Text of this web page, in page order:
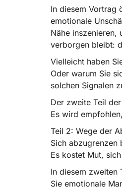
In diesem Vortrag
emotionale
Nähe inszenieren,
verborgen bleibt:
Vielleicht haben
Oder warum Sie
solchen Signalen
Der zweite Teil
Es wird
Teil 2: Wege der
Sich abzugrenzen
Es kostet Mut,
In diesem zweiten
Sie emotionale